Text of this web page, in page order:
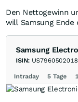
Den Nettogewinn
will Samsung
Samsung
ISIN: US7960502018
Intraday 5 Tage